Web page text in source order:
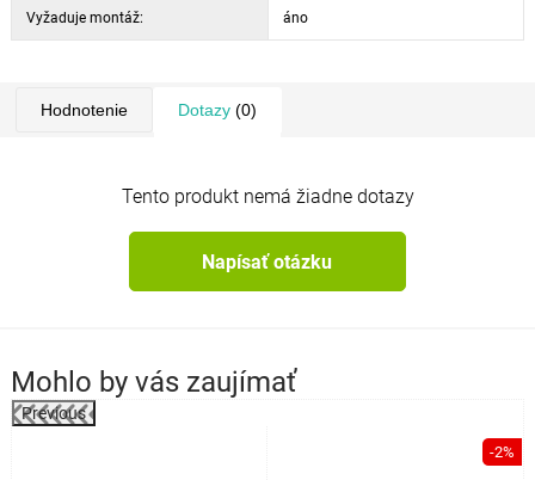
Vyžaduje montáž: áno
Hodnotenie Dotazy(0)
Tento produkt nemá žiadne dotazy
Napísať otázku
Mohlo by vás zaujímať
Previous
-2%